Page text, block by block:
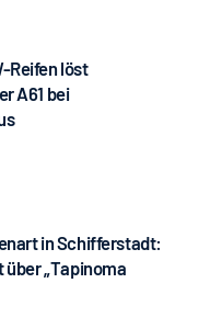
Reifen löst
A61 bei
in Schifferstadt:
„Tapinoma